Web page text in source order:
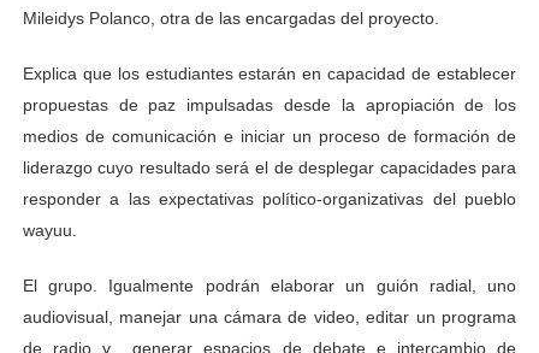
Mileidys Polanco, otra de las encargadas del proyecto.
Explica que los estudiantes estarán en capacidad de establecer
propuestas de paz impulsadas desde la apropiación de los
medios de comunicación e iniciar un proceso de formación de
liderazgo cuyo resultado será el de desplegar capacidades para
responder a las expectativas político-organizativas del pueblo
wayuu.
El grupo. Igualmente podrán elaborar un guión radial, uno
audiovisual, manejar una cámara de video, editar un programa
de radio y generar espacios de debate e intercambio de